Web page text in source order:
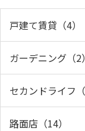
戸建て賃貸（4）
ガーデニング（2）
セカンドライフ（
路面店（14）